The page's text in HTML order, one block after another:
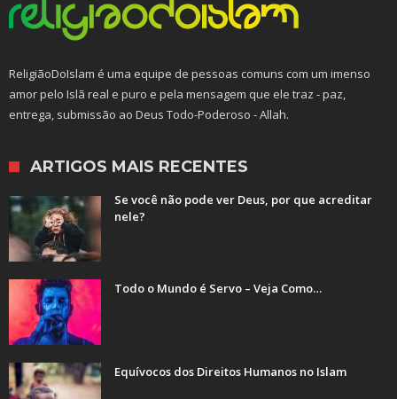
ReligiãoDoIslam é uma equipe de pessoas comuns com um imenso
amor pelo Islã real e puro e pela mensagem que ele traz - paz,
entrega, submissão ao Deus Todo-Poderoso - Allah.
ARTIGOS MAIS RECENTES
Se você não pode ver Deus, por que acreditar
nele?
Todo o Mundo é Servo – Veja Como…
Equívocos dos Direitos Humanos no Islam